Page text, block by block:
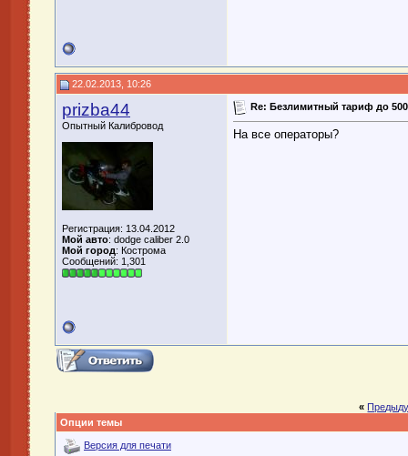
22.02.2013, 10:26
prizba44
Опытный Калибровод
Регистрация: 13.04.2012
Мой авто: dodge caliber 2.0
Мой город: Кострома
Сообщений: 1,301
Re: Безлимитный тариф до
На все операторы?
«
Опции темы
Версия для печати